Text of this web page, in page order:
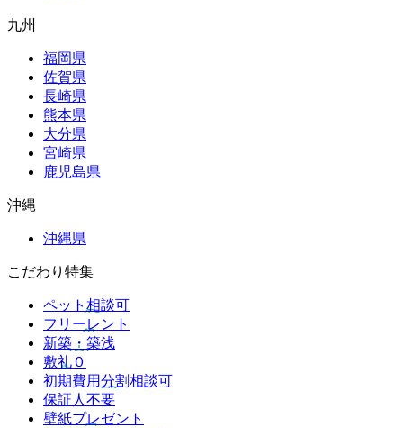
九州
福岡県
佐賀県
長崎県
熊本県
大分県
宮崎県
鹿児島県
沖縄
沖縄県
こだわり特集
ペット相談可
フリーレント
新築・築浅
敷礼０
初期費用分割相談可
保証人不要
壁紙プレゼント